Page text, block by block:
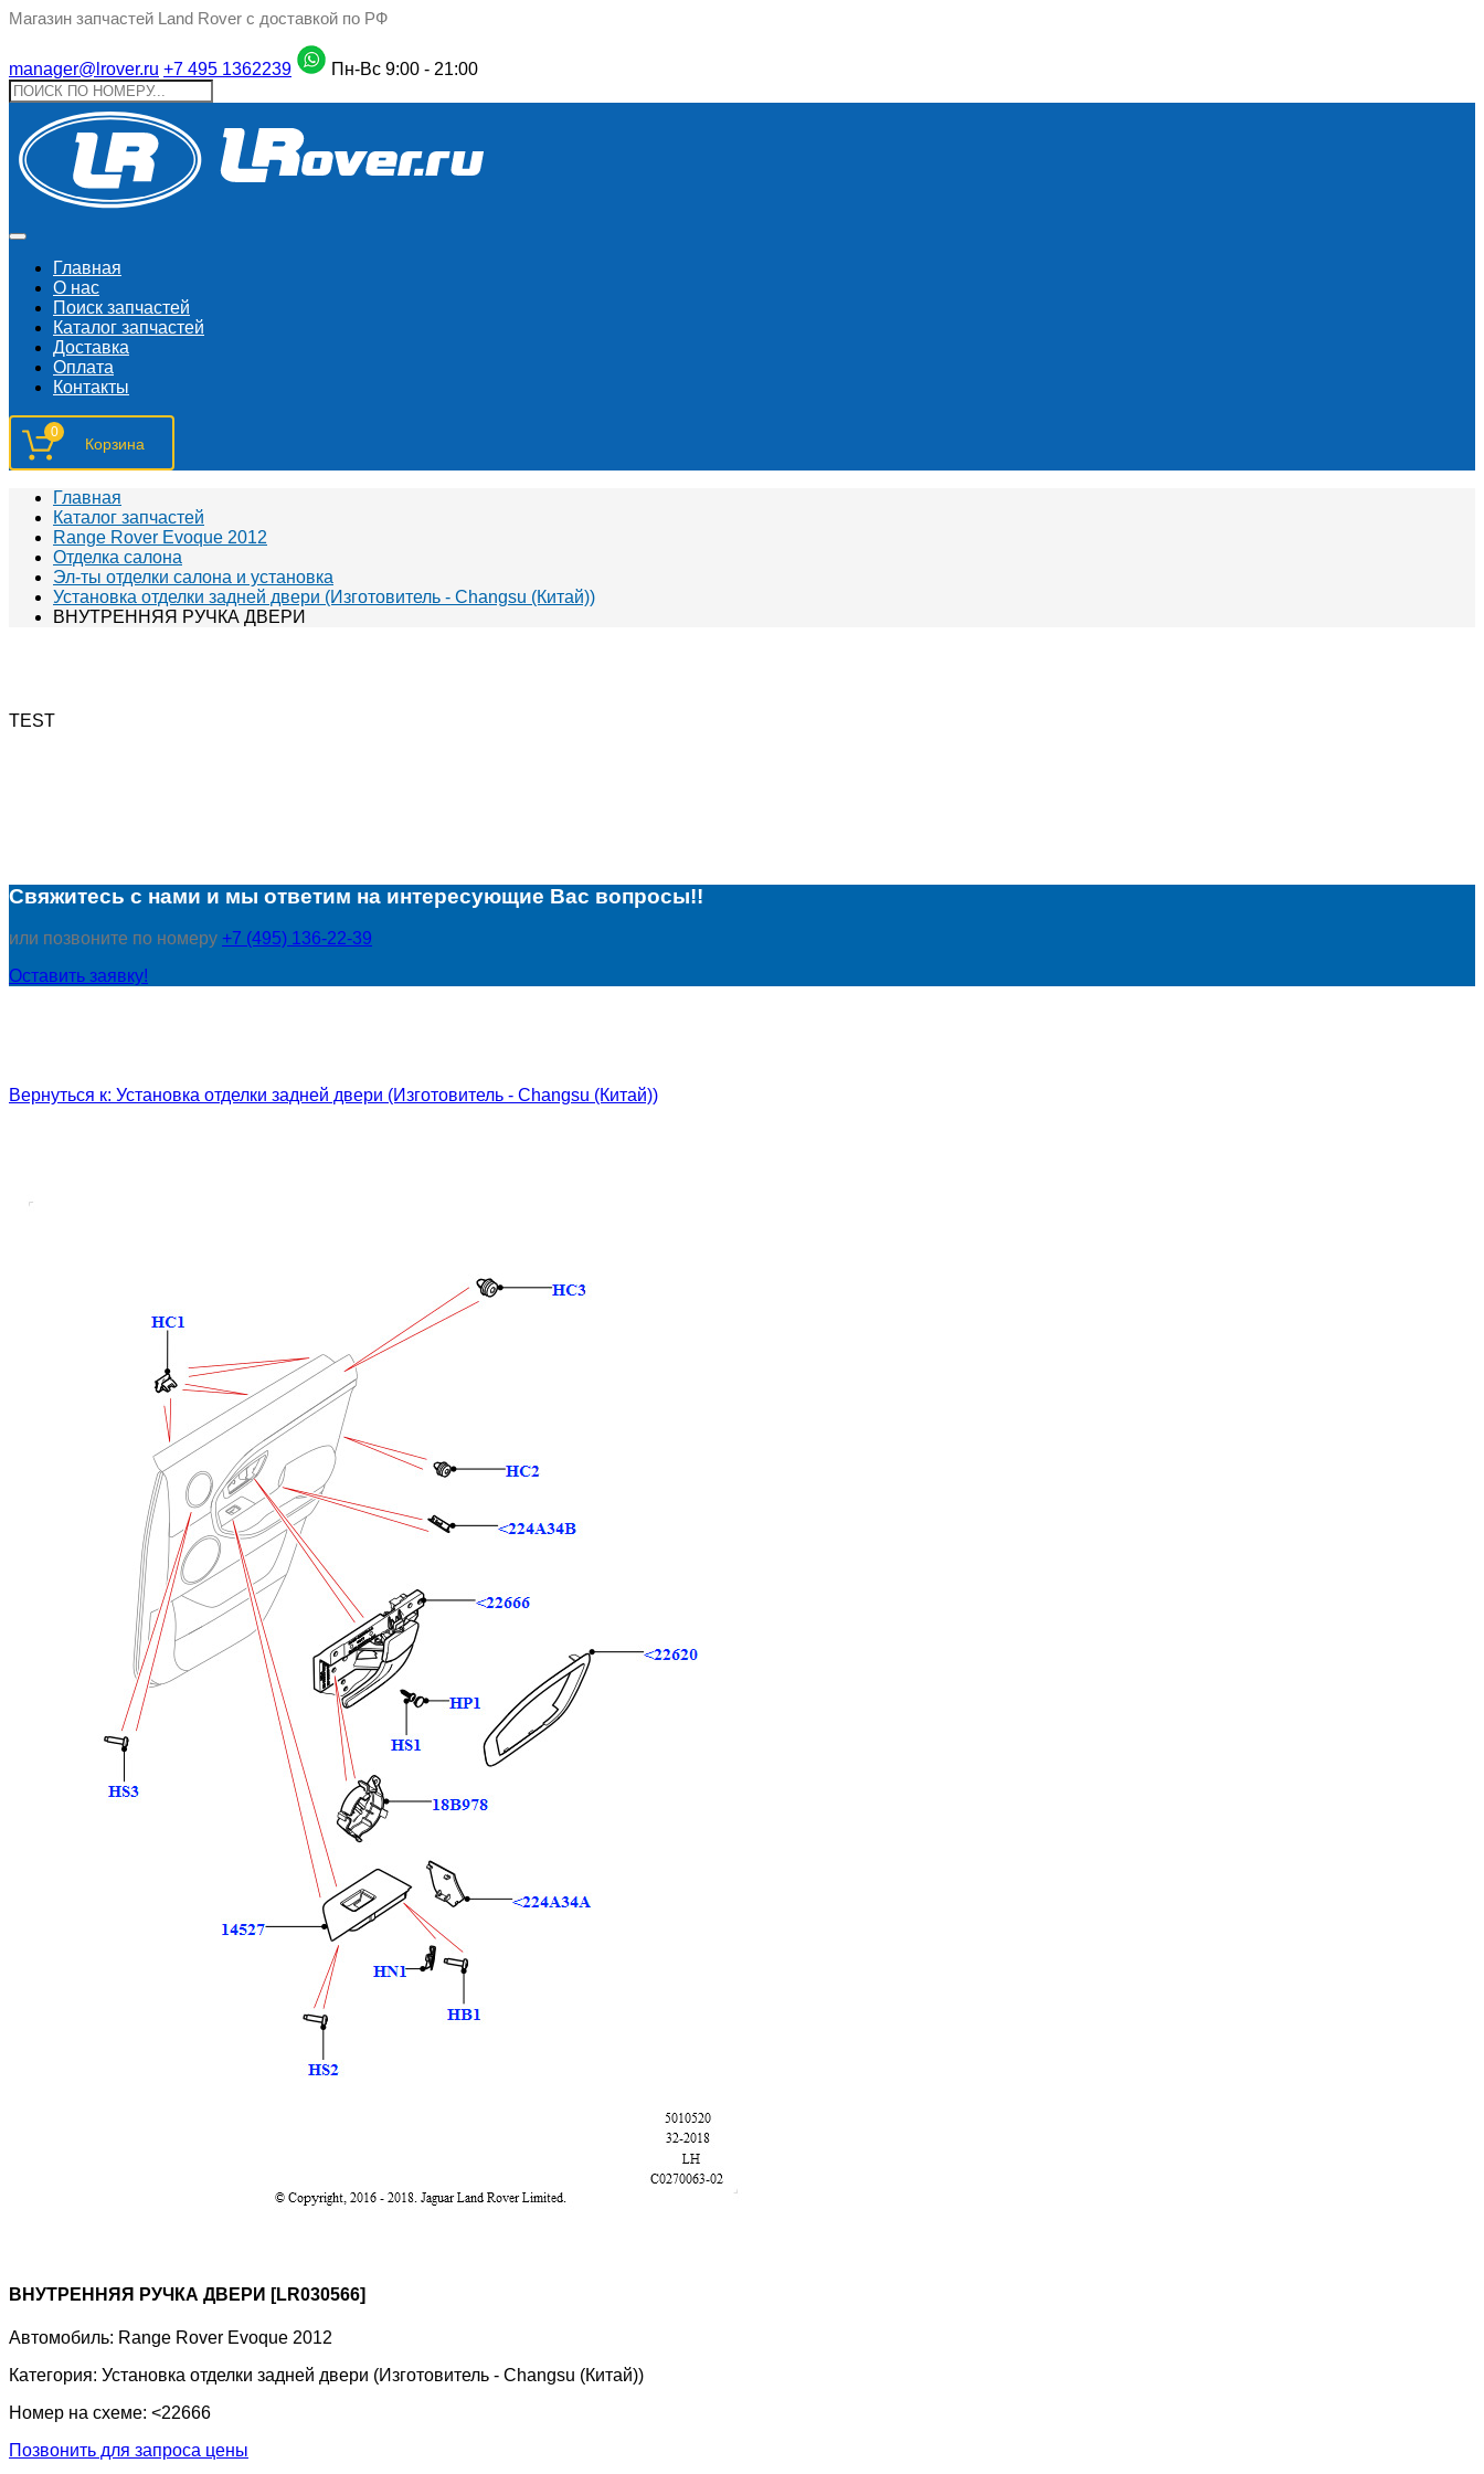
Магазин запчастей Land Rover с доставкой по РФ
manager@lrover.ru +7 495 1362239 Пн-Вс 9:00 - 21:00
Главная
О нас
Поиск запчастeй
Каталог запчастей
Доставка
Оплата
Контакты
0
Главная
Каталог запчастей
Range Rover Evoque 2012
Отделка салона
Эл-ты отделки салона и установка
Установка отделки задней двери (Изготовитель - Changsu (Китай))
ВНУТРЕННЯЯ РУЧКА ДВЕРИ
TEST
Свяжитесь с нами и мы ответим на интересующие Вас вопросы!!
или позвоните по номеру +7 (495) 136-22-39
Оставить заявку!
Вернуться к: Установка отделки задней двери (Изготовитель - Changsu (Китай))
ВНУТРЕННЯЯ РУЧКА ДВЕРИ [LR030566]
Автомобиль: Range Rover Evoque 2012
Категория: Установка отделки задней двери (Изготовитель - Changsu (Китай))
Номер на схеме: <22666
Позвонить для запроса цены